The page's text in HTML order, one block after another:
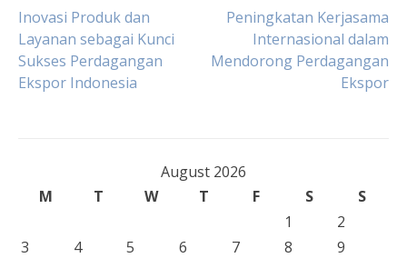
Post
navigation
Inovasi Produk dan
Layanan sebagai Kunci
Sukses Perdagangan
Ekspor Indonesia
Peningkatan Kerjasama
Internasional dalam
Mendorong Perdagangan
Ekspor
August 2026
M
T W T F S
S
1
2
3
4 5 6 7 8
9